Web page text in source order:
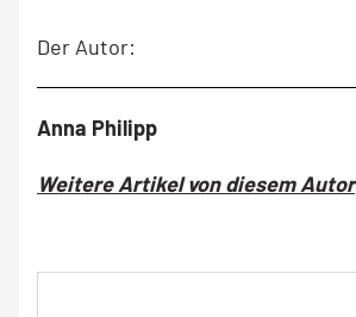
Der Autor:
Anna Philipp
Weitere Artikel von diesem Autor